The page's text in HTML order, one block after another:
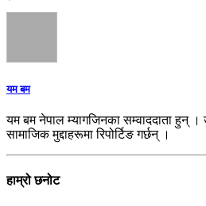
यम बम
यम बम नेपाल म्यागजिनका सम्वाददाता हुन् ।
सामाजिक मुद्दाहरूमा रिपोर्टिङ गर्छन् ।
हाम्रो छनोट